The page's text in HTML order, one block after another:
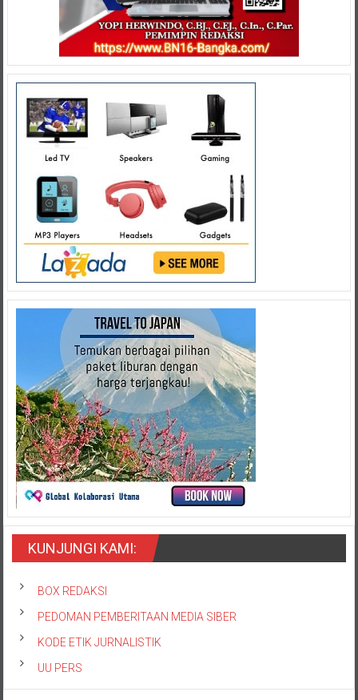
KUNJUNGI KAMI:
BOX REDAKSI
PEDOMAN PEMBERITAAN MEDIA SIBER
KODE ETIK JURNALISTIK
UU PERS